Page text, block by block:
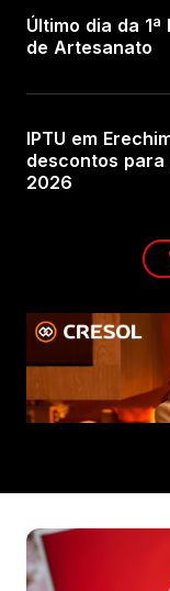
Último dia da 1ª
de Artesanato
IPTU em
descontos para
2026